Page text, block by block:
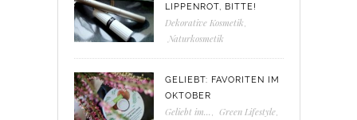
LIPPENROT, BITTE!
Dekorative Kosmetik
Naturkosmetik
GELIEBT: FAVORITEN IM
OKTOBER
Geliebt im... Green Lifestyle,